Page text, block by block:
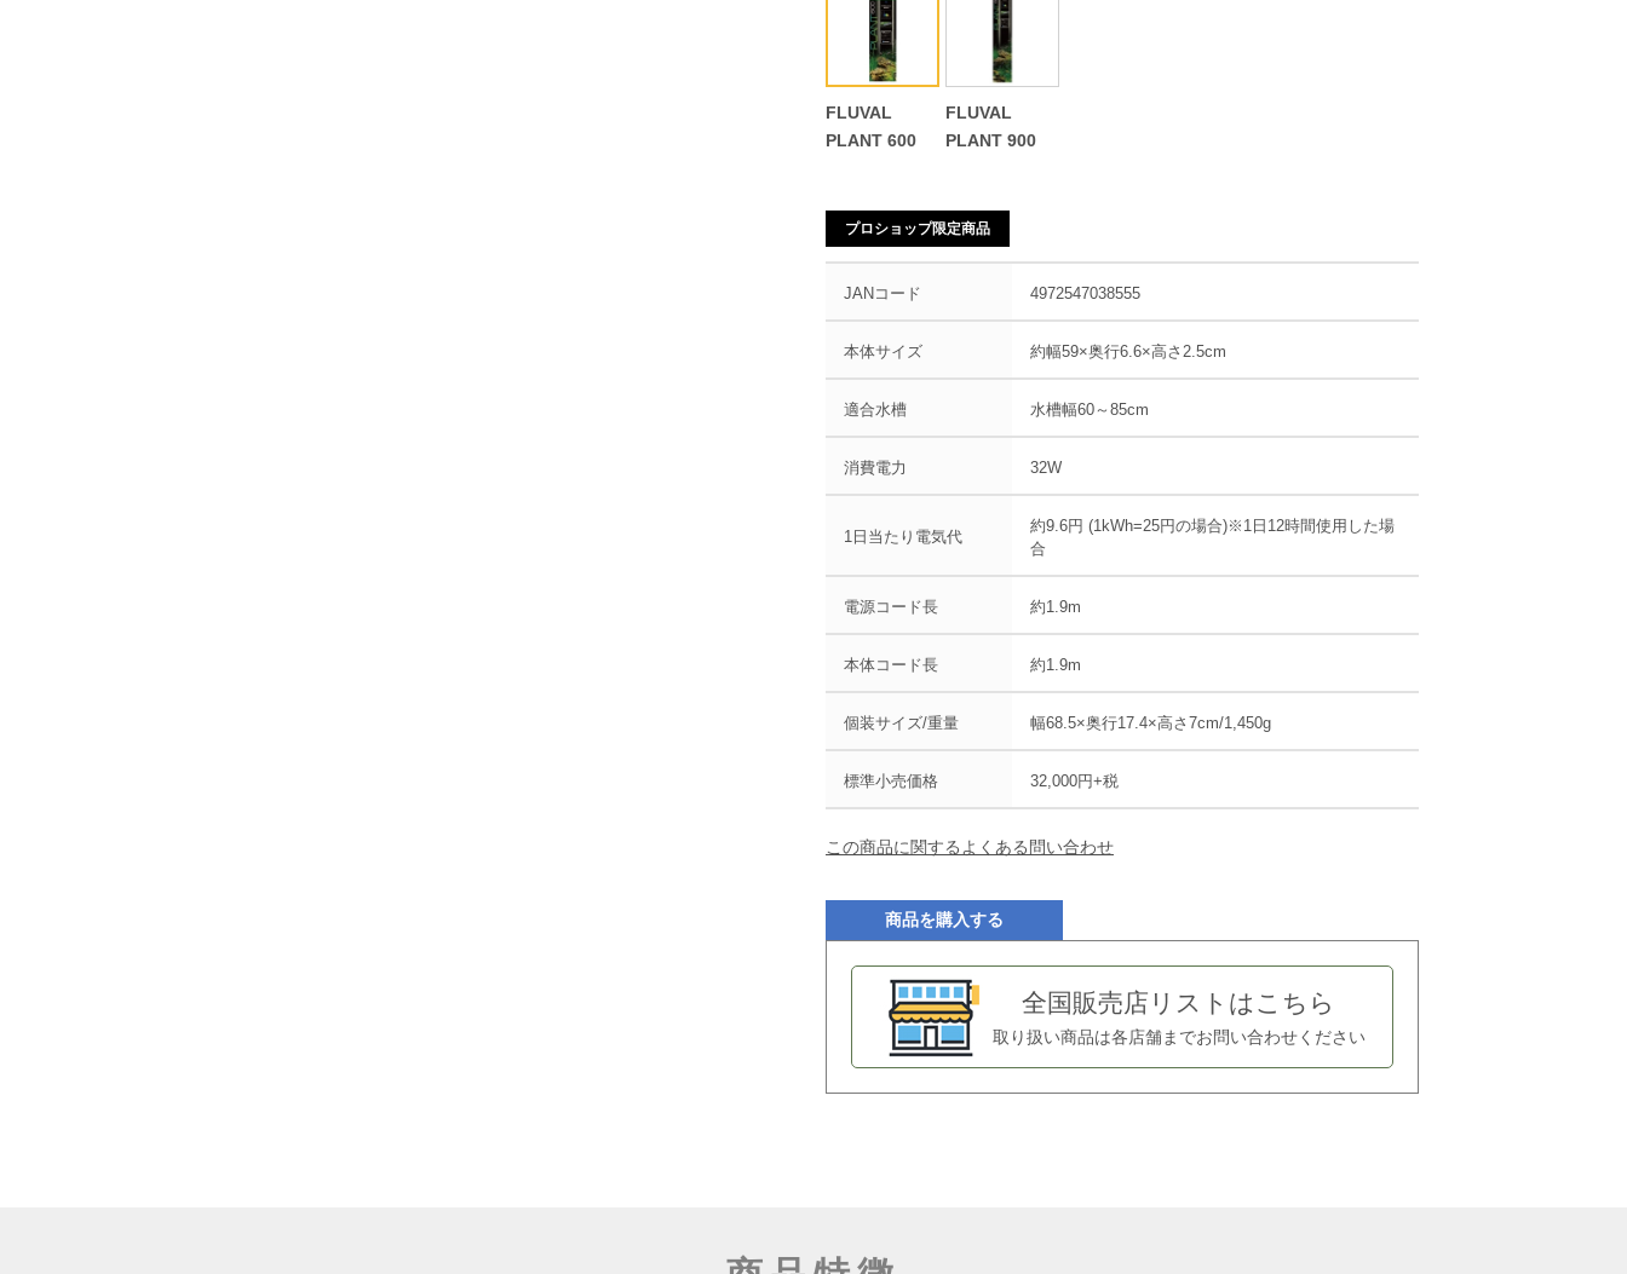
FLUVAL
PLANT 600
FLUVAL
PLANT 900
プロショップ限定商品
JANコード 4972547038555
本体サイズ 約幅59×奥行6.6×高さ2.5cm
適合水槽 水槽幅60～85cm
消費電力 32W
1日当たり電気代
約9.6円 (1kWh=25円の場合)※1日12時間使用した場
合
電源コード長 約1.9m
本体コード長 約1.9m
個装サイズ/重量 幅68.5×奥行17.4×高さ7cm/1,450g
標準小売価格 32,000円+税
この商品に関するよくある問い合わせ
商品を購入する
全国販売店リストはこちら
取り扱い商品は各店舗までお問い合わせください